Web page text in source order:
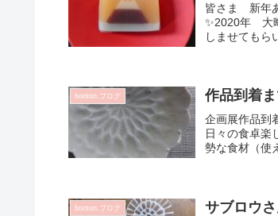
皆さま 新年
✨2020年 大
しませてもら
bonton.ブログ 作品到着
企画展作品到
日々の食卓楽
勢な食材（使
bonton.ブログ サブロウ